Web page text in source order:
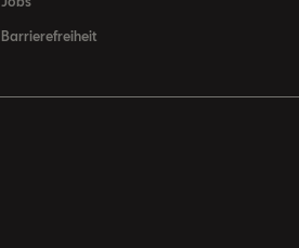
Barrierefreiheit